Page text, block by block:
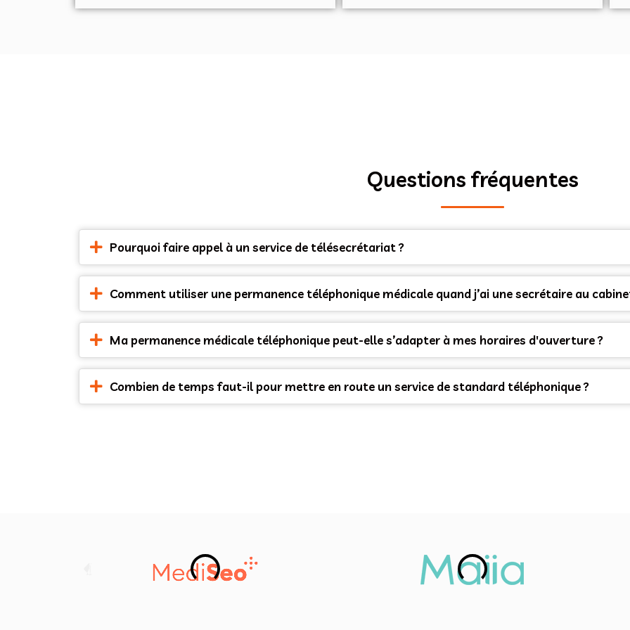
Questions fréquentes
Pourquoi faire appel à un service de télésecrétariat ?
Comment utiliser une permanence téléphonique médicale quand j’ai une secrétaire au
Ma permanence médicale téléphonique peut-elle s’adapter à mes horaires d'ouverture ?
Combien de temps faut-il pour mettre en route un service de standard téléphonique ?